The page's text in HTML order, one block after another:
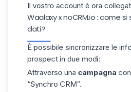
Il vostro account è ora
Waalaxy x noCRM.io : come si
dati?
È possibile sincronizzare le
prospect in due modi:
Attraverso una campagna
“Synchro CRM”.